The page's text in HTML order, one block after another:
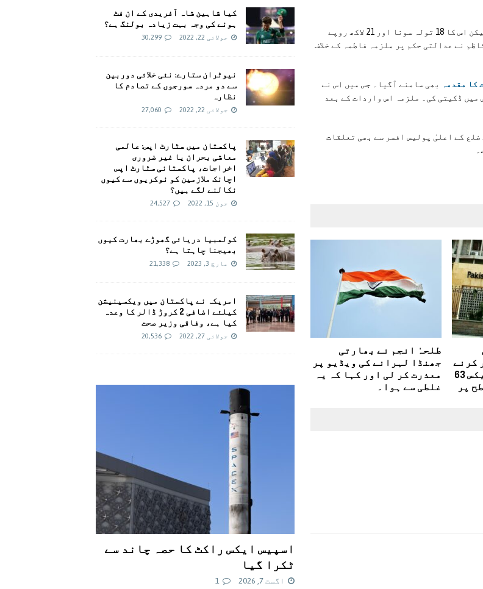
کاظم نے جب فاطمہ پر زور ڈالا تو خاتون نے جواب تو نہیں دیا لیکن اس کا 18 تولہ سونا اور 21 لاکھ روپے
نے عدالتی حکم پر ملزمہ فاطمہ کے خلاف
کا مقدمہ
بھی سامنے آگیا۔ جس میں اس نے
ڈکیتی کی۔ ملزمہ اس واردات کے بعد
کے اعلیٰ پولیس افسر سے بھی تعلقات
کرنے
کا سلسلہ جاری، انڈیکس 63
پر
طلحہٰ انجم نے بھارتی
جھنڈا لہرانے کی ویڈیو پر
معذرت کر لی اور کہا کہ یہ
غلطی سے ہوا۔
کیا شاہین شاہ آفریدی کے ان فٹ
ہونے کی وجہ بہت زیادہ بولنگ ہے؟
جولائی 22, 2022 30,299
نیوٹران ستارے: نئی خلائی دوربین
سے دو مردہ سورجوں کے تصادم کا
نظارہ
جولائی 22, 2022 27,060
پاکستان میں سٹارٹ اپس: عالمی
معاشی بحران یا غیر ضروری
اخراجات، پاکستانی سٹارٹ اپس
اچانک ملازمین کو نوکریوں سے کیوں
نکالنے لگے ہیں؟
جون 15, 2022 24,527
کولمبیا دریائی گھوڑے بھارت کیوں
بھیجنا چاہتا ہے؟
مارچ 3, 2023 21,338
امريکہ نے پاکستان میں ویکسینیشن
کیلئے اضافی 2 کروڑ ڈالر کا وعدہ
کیا ہے، وفاقی وزیر صحت
جولائی 27, 2022 20,536
اسپیس ایکس راکٹ کا حصہ چاند سے
ٹکرا گیا
اگست 7, 2026 1